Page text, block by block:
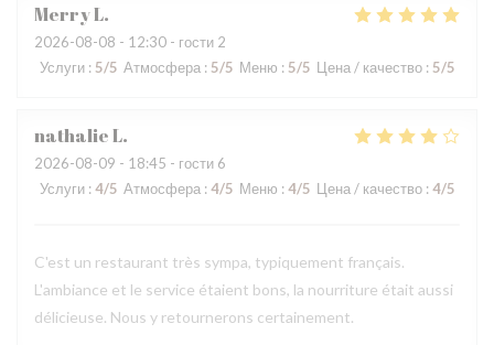
MerryL
2026-08-08 - 12:30 - гости 2
Услуги : 5/5 Атмосфера : 5/5 Меню : 5/5 Цена / качество : 5/5
nathalieL
2026-08-09 - 18:45 - гости 6
Услуги : 4/5 Атмосфера : 4/5 Меню : 4/5 Цена / качество : 4/5
C'est un restaurant très sympa, typiquement français.
L'ambiance et le service étaient bons, la nourriture était aussi
délicieuse. Nous y retournerons certainement.